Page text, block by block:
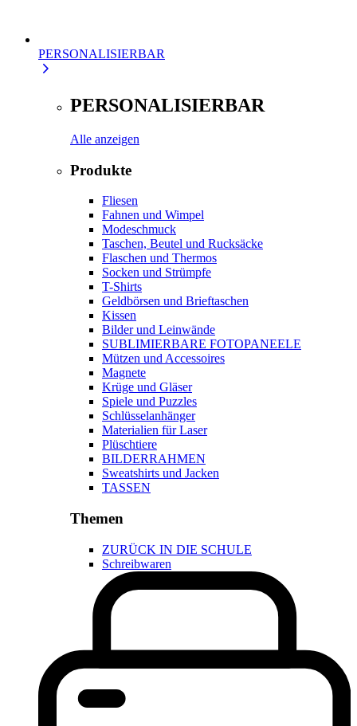
PERSONALISIERBAR
PERSONALISIERBAR
Alle anzeigen
Produkte
Fliesen
Fahnen und Wimpel
Modeschmuck
Taschen, Beutel und Rucksäcke
Flaschen und Thermos
Socken und Strümpfe
T-Shirts
Geldbörsen und Brieftaschen
Kissen
Bilder und Leinwände
SUBLIMIERBARE FOTOPANEELE
Mützen und Accessoires
Magnete
Krüge und Gläser
Spiele und Puzzles
Schlüsselanhänger
Materialien für Laser
Plüschtiere
BILDERRAHMEN
Sweatshirts und Jacken
TASSEN
Themen
ZURÜCK IN DIE SCHULE
Schreibwaren